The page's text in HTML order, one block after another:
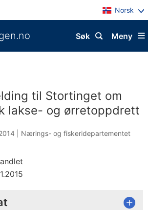
Norsk
Meny
Søk
til Stortinget om
lakse- og ørretoppdrett
Nærings- og fiskeridepartementet